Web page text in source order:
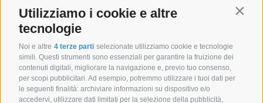
Utilizziamo i cookie e altre
tecnologie
Noi e altre 4 terze parti selezionate utilizziamo cookie e tecnologie
simili. Questi strumenti sono essenziali per garantire la fruizione dei
contenuti digitali, migliorare la navigazione e, previo tuo consenso,
per scopi pubblicitari. Ad esempio, potremmo utilizzare i tuoi dati per
le seguenti finalità: archiviare informazioni su dispositivo e/o
accedervi, utilizzare dati limitati per la selezione della pubblicità,
NEWSLETTER
abbonarsi